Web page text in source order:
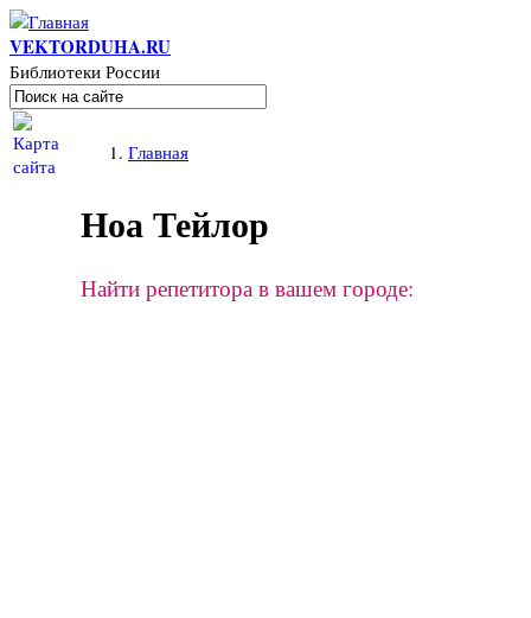
Перейти к основному содержанию
VEKTORDUHA.RU
Библиотеки России
Форма поиска
Поиск
Вы здесьГлавная
Ноа Тейлор
Найти репетитора в вашем городе: